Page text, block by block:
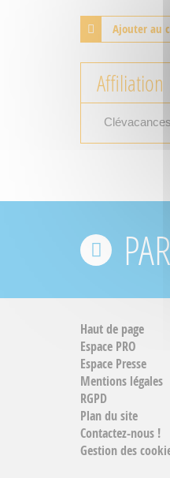
Ajouter au
Affiliation
Clévacances
Haut de page
Espace PRO
Espace Presse
Mentions légales
RGPD
Plan du site
Contactez-nous !
Gestion des